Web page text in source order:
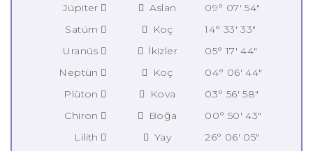
Jüpiter
Aslan
09° 07' 54"
Satürn
Koç
14° 33' 33"
Uranüs
İkizler
05° 17' 44"
Neptün
Koç
04° 06' 44"
Plüton
Kova
03° 56' 58"
Chiron
Boğa
00° 50' 43"
Lilith
Yay
26° 06' 05"